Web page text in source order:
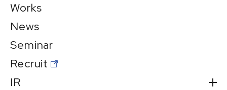
Works
News
Seminar
Recruit
IR